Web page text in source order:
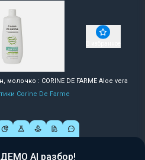
: CORINE DE FARME Aloe vera
Corine De Farme
AI разбор!